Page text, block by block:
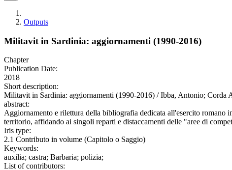
Outputs
Militavit in Sardinia: aggiornamenti (1990-2016)
Chapter
Publication Date:
2018
Short description:
Militavit in Sardinia: aggiornamenti (1990-2016) / Ibba, Antonio; Corda
abstract:
Aggiornamento e rilettura della bibliografia dedicata all'esercito romano
territorio, affidando ai singoli reparti e distaccamenti delle "aree di
Iris type:
2.1 Contributo in volume (Capitolo o Saggio)
Keywords:
auxilia; castra; Barbaria; polizia;
List of contributors: